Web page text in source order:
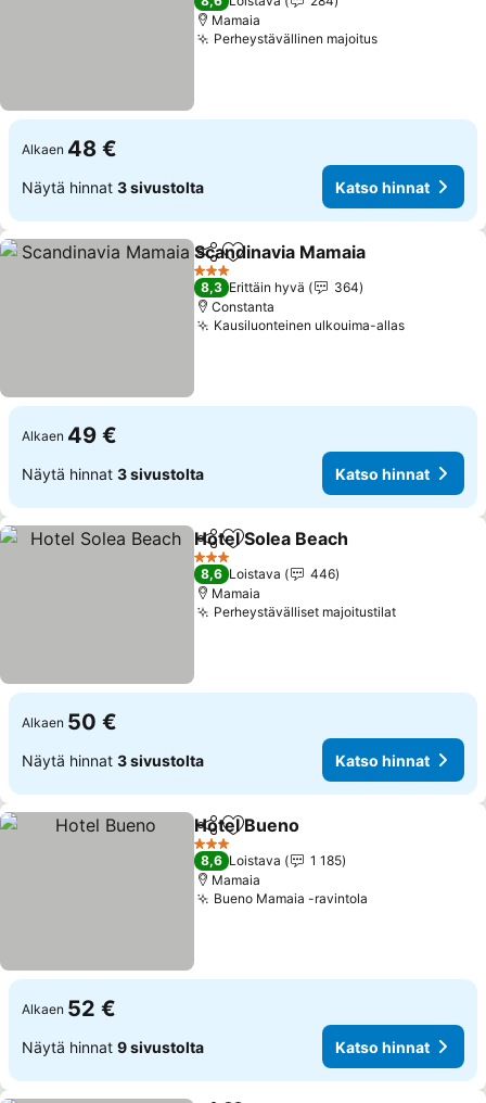
Mamaia
Perheystävällinen majoitus
Alkaen 48 €
Näytä hinnat 3 sivustolta Katso hinnat
Jaa Lisää suosikkeihin
Scandinavia Mamaia
3 Tähtiluokitus
8,3 Erittäin hyvä
364
Constanta
Kausiluonteinen ulkouima-allas
Alkaen 49 €
Näytä hinnat 3 sivustolta Katso hinnat
Jaa Lisää suosikkeihin
Hotel Solea Beach
3 Tähtiluokitus
8,6 Loistava
446
Mamaia
Perheystävälliset majoitustilat
Alkaen 50 €
Näytä hinnat 3 sivustolta Katso hinnat
Jaa Lisää suosikkeihin
Hotel Bueno
3 Tähtiluokitus
8,6 Loistava
1 185
Mamaia
Bueno Mamaia -ravintola
Alkaen 52 €
Näytä hinnat 9 sivustolta Katso hinnat